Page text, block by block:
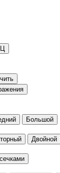
Ц
Большой
Двойной